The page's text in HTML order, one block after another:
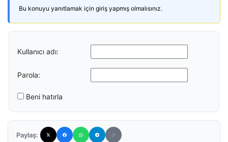
Bu konuyu yanıtlamak için giriş yapmış olmalısınız.
Kullanıcı adı:
Parola:
Beni hatırla
Paylaş: